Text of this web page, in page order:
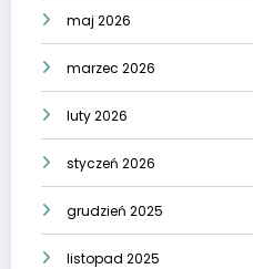
maj 2026
marzec 2026
luty 2026
styczeń 2026
grudzień 2025
listopad 2025